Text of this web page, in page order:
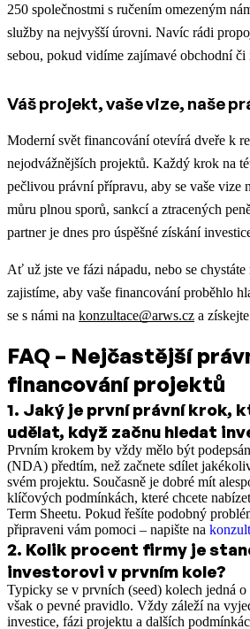
250 společnostmi s ručením omezeným
služby na nejvyšší úrovni. Navíc rádi
sebou, pokud vidíme zajímavé obchodní či
Váš projekt, vaše vize, naše
Moderní svět financování otevírá dveře k
nejodvážnějších projektů. Každý krok na
pečlivou právní přípravu, aby se vaše vize
můru plnou sporů, sankcí a ztracených
partner je dnes pro úspěšné získání
Ať už jste ve fázi nápadu, nebo se
zajistíme, aby vaše financování proběhlo
se s námi na konzultace@arws.cz a
FAQ – Nejčastější
financování projektů
1. Jaký je první právní krok,
udělat, když začnu hledat
Prvním krokem by vždy mělo být
(NDA) předtím, než začnete sdílet
svém projektu. Současně je dobré mít
klíčových podmínkách, které chcete
Term Sheetu. Pokud řešíte podobný
připraveni vám pomoci – napište na
2. Kolik procent firmy je
investorovi v prvním kole?
Typicky se v prvních (seed) kolech jedná
však o pevné pravidlo. Vždy záleží na
investice, fázi projektu a dalších